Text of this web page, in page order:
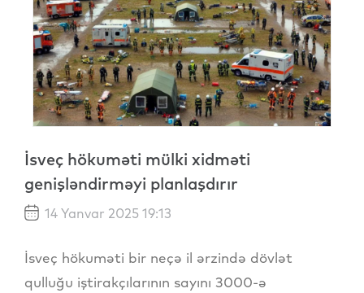
İsveç hökuməti mülki xidməti
genişləndirməyi planlaşdırır
14 Yanvar 2025 19:13
İsveç hökuməti bir neçə il ərzində dövlət
qulluğu iştirakçılarının sayını 3000-ə